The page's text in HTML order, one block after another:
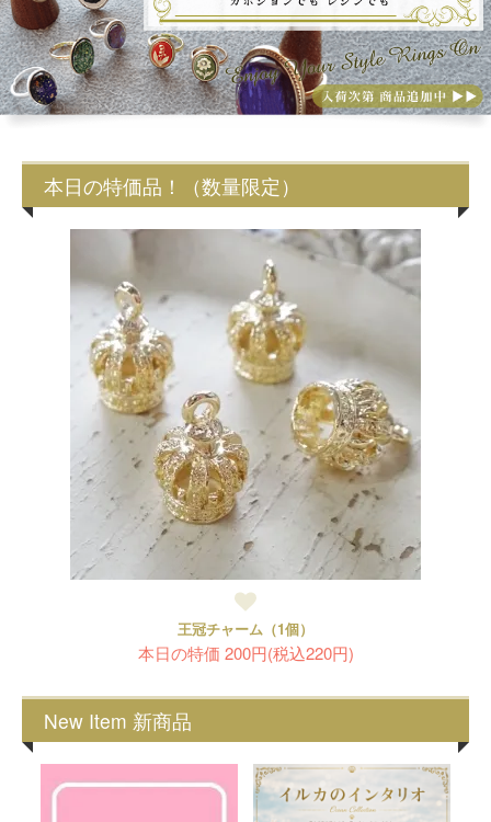
本日の特価品！（数量限定）
王冠チャーム（1個）
本日の特価 200円(税込220円)
New Item 新商品